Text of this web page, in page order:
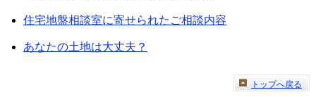
住宅地盤相談室に寄せられたご相談内容
あなたの土地は大丈夫？
トップへ戻る